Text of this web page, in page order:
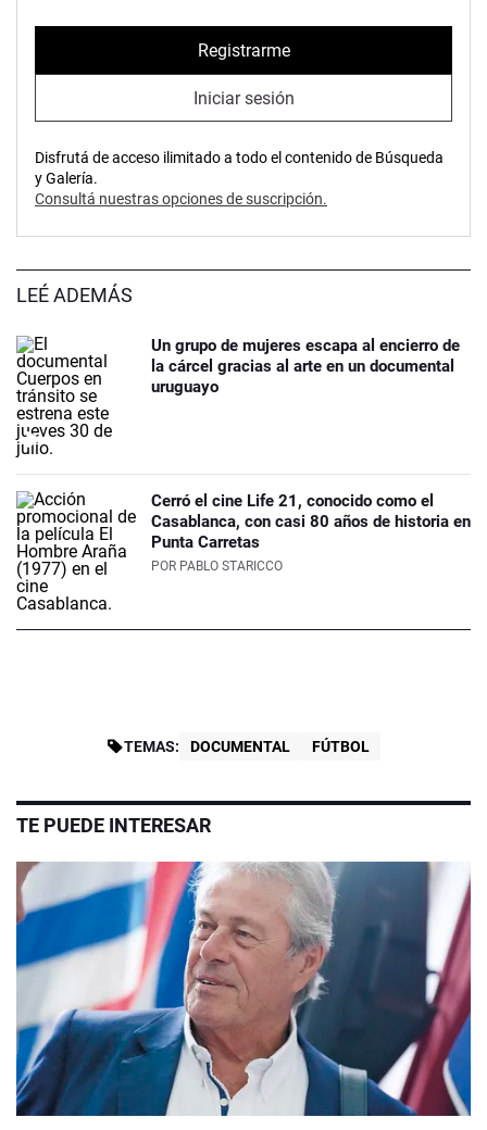
Registrarme
Iniciar sesión
Disfrutá de acceso ilimitado a todo el contenido de Búsqueda
y Galería.
Consultá nuestras opciones de suscripción.
LEÉ ADEMÁS
Un grupo de mujeres escapa al encierro de
la cárcel gracias al arte en un documental
uruguayo
Cerró el cine Life 21, conocido como el
Casablanca, con casi 80 años de historia en
Punta Carretas
POR PABLO STARICCO
TEMAS: DOCUMENTAL FÚTBOL
TE PUEDE INTERESAR